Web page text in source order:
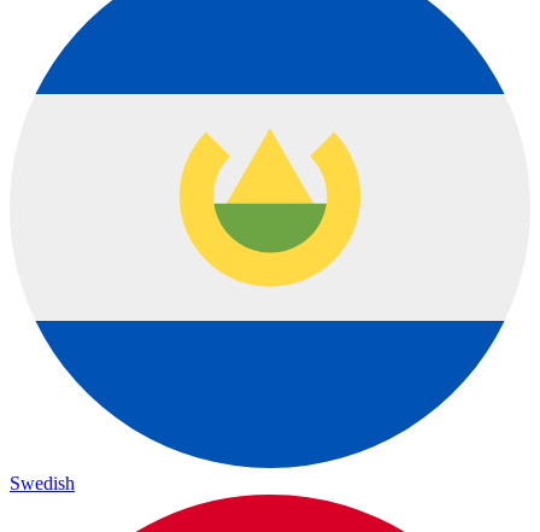
Swedish